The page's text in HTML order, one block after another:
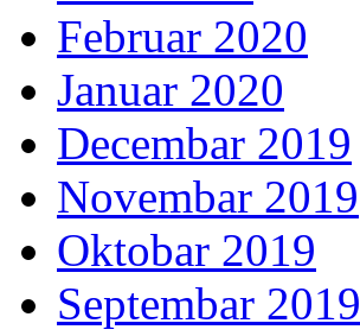
Februar 2020
Januar 2020
Decembar 2019
Novembar 2019
Oktobar 2019
Septembar 2019